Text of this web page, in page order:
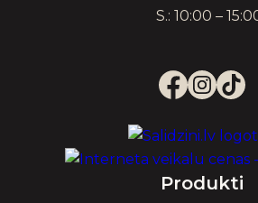
S.: 10:00 –
Produkti